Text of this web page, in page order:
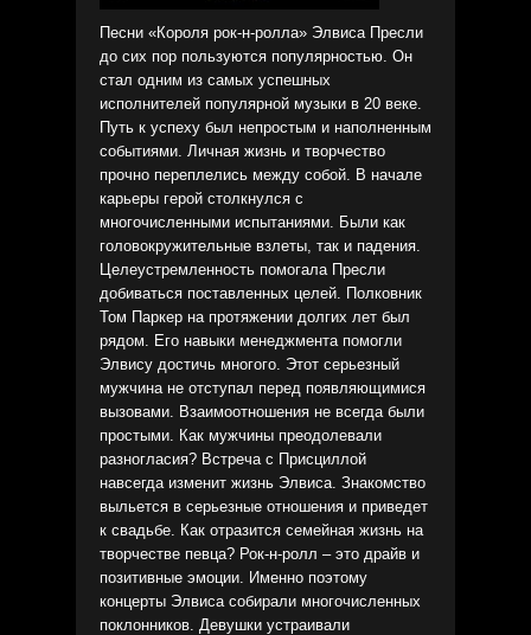
Песни «Короля рок-н-ролла» Элвиса Пресли
до сих пор пользуются популярностью. Он
стал одним из самых успешных
исполнителей популярной музыки в 20 веке.
Путь к успеху был непростым и наполненным
событиями. Личная жизнь и творчество
прочно переплелись между собой. В начале
карьеры герой столкнулся с
многочисленными испытаниями. Были как
головокружительные взлеты, так и падения.
Целеустремленность помогала Пресли
добиваться поставленных целей. Полковник
Том Паркер на протяжении долгих лет был
рядом. Его навыки менеджмента помогли
Элвису достичь многого. Этот серьезный
мужчина не отступал перед появляющимися
вызовами. Взаимоотношения не всегда были
простыми. Как мужчины преодолевали
разногласия? Встреча с Присциллой
навсегда изменит жизнь Элвиса. Знакомство
выльется в серьезные отношения и приведет
к свадьбе. Как отразится семейная жизнь на
творчестве певца? Рок-н-ролл – это драйв и
позитивные эмоции. Именно поэтому
концерты Элвиса собирали многочисленных
поклонников. Девушки устраивали